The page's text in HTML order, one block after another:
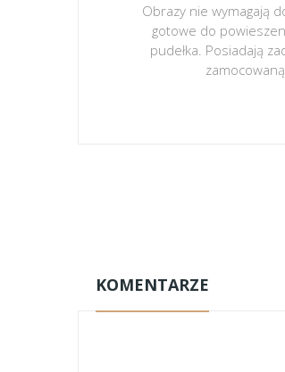
Obrazy nie wymagają
gotowe do
pudełka. Posiadają
KOMENTARZE